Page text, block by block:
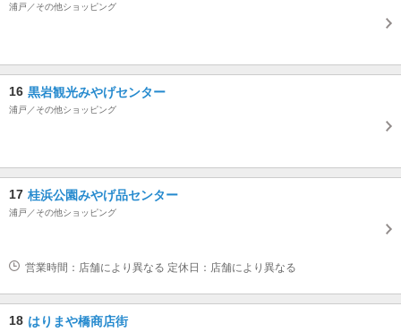
浦戸／その他ショッピング
16 黒岩観光みやげセンター
浦戸／その他ショッピング
17 桂浜公園みやげ品センター
浦戸／その他ショッピング
営業時間：店舗により異なる 定休日：店舗により異なる
18 はりまや橋商店街